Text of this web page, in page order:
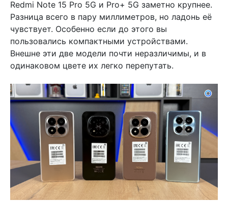
Redmi Note 15 Pro 5G и Pro+ 5G заметно крупнее.
Разница всего в пару миллиметров, но ладонь её
чувствует. Особенно если до этого вы
пользовались компактными устройствами.
Внешне эти две модели почти неразличимы, и в
одинаковом цвете их легко перепутать.